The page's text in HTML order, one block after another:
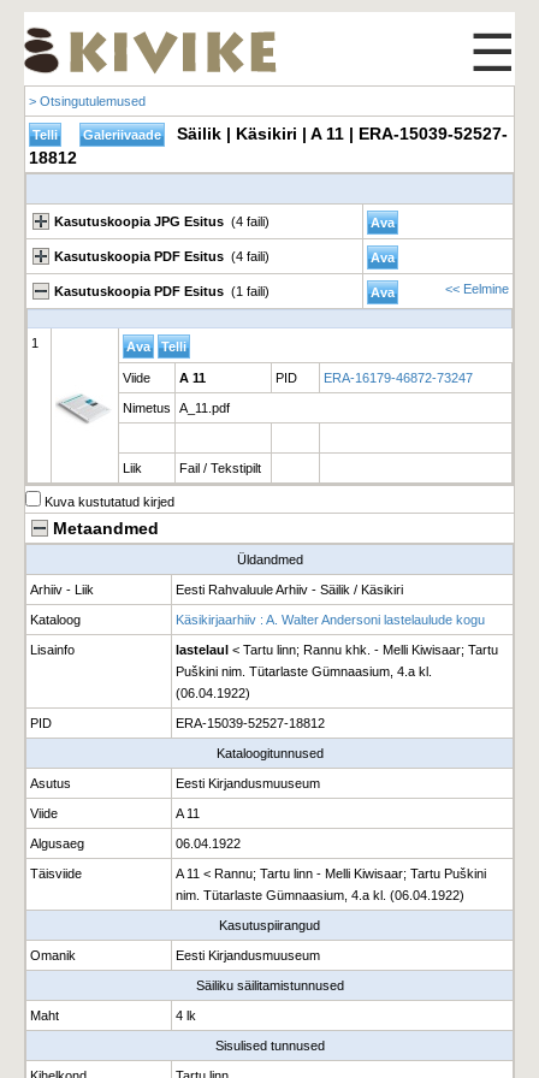
☰
> Otsingutulemused
Säilik | Käsikiri | A 11 | ERA-15039-52527-
18812
Kasutuskoopia JPG Esitus (4 faili)
Kasutuskoopia PDF Esitus (4 faili)
Kasutuskoopia PDF Esitus (1 faili) << Eelmine
1
Viide A 11 PID ERA-16179-46872-73247
Nimetus A_11.pdf
Liik Fail / Tekstipilt
Kuva kustutatud kirjed
Metaandmed
Üldandmed
Arhiiv - Liik Eesti Rahvaluule Arhiiv - Säilik / Käsikiri
Kataloog Käsikirjaarhiiv : A. Walter Andersoni lastelaulude kogu
Lisainfo lastelaul < Tartu linn; Rannu khk. - Melli Kiwisaar; Tartu
Puškini nim. Tütarlaste Gümnaasium, 4.a kl.
(06.04.1922)
PID ERA-15039-52527-18812
Kataloogitunnused
Asutus Eesti Kirjandusmuuseum
Viide A 11
Algusaeg 06.04.1922
Täisviide
A 11 < Rannu; Tartu linn - Melli Kiwisaar; Tartu Puškini
nim. Tütarlaste Gümnaasium, 4.a kl. (06.04.1922)
Kasutuspiirangud
Omanik Eesti Kirjandusmuuseum
Säiliku säilitamistunnused
Maht 4 lk
Sisulised tunnused